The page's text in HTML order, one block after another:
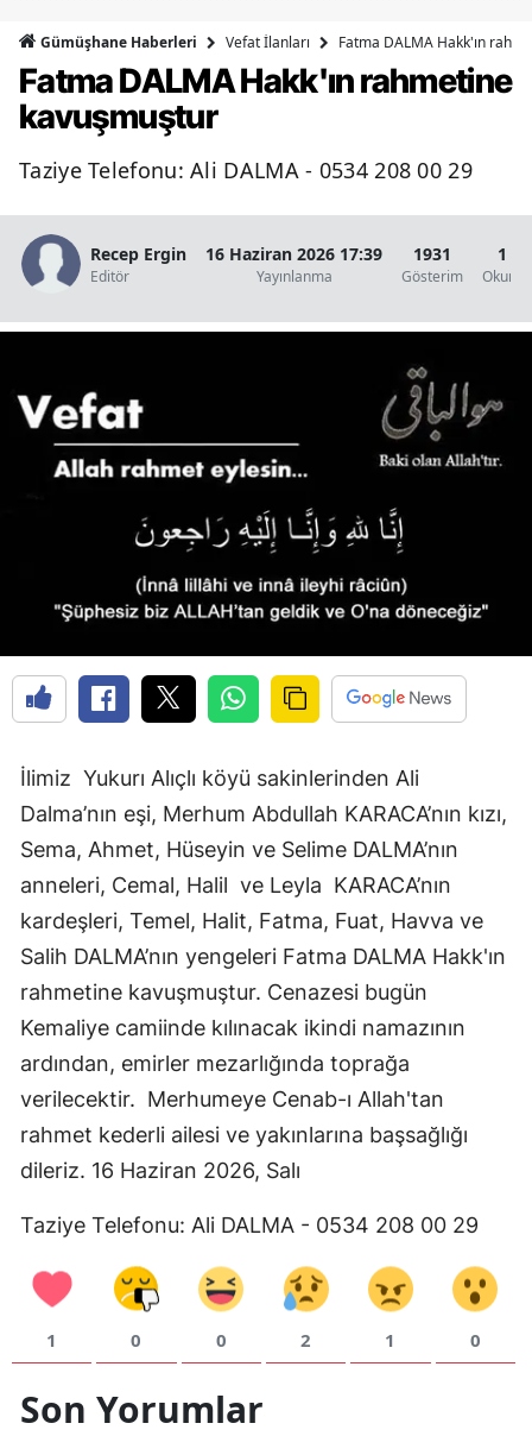
Bingöl
Bolu
Burdur
Bursa
Çanakkale
Denizli
Diyarbakır
Edirne
Elazığ
Erzincan
Erzurum
Gaziantep
Giresun
Gümüşhane
Hakkari
Hatay
Mersin
İstanbul
Kastamonu
Kayseri
Gümüşhane Haberleri Vefat İlanları Fatma DALMA Hakk'ın
Fatma DALMA Hakk'ın rahmetine
kavuşmuştur
Taziye Telefonu: Ali DALMA - 0534 208 00 29
Recep Ergin
Editör
16 Haziran 2026 17:39
Yayınlanma
1931
Gösterim
1
İlimiz Yukurı Alıçlı köyü sakinlerinden Ali
Dalma’nın eşi, Merhum Abdullah KARACA’nın kızı,
Sema, Ahmet, Hüseyin ve Selime DALMA’nın
anneleri, Cemal, Halil ve Leyla KARACA’nın
kardeşleri, Temel, Halit, Fatma, Fuat, Havva ve
Salih DALMA’nın yengeleri Fatma DALMA Hakk'ın
rahmetine kavuşmuştur. Cenazesi bugün
Kemaliye camiinde kılınacak ikindi namazının
ardından, emirler mezarlığında toprağa
verilecektir. Merhumeye Cenab-ı Allah'tan
rahmet kederli ailesi ve yakınlarına başsağlığı
dileriz. 16 Haziran 2026, Salı
Taziye Telefonu: Ali DALMA - 0534 208 00 29
1 0 0 2 1 0
Son Yorumlar